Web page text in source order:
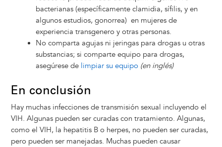
bacterianas (específicamente clamidia, sífilis, y en
algunos estudios, gonorrea) en mujeres de
experiencia transgenero y otras personas.
No comparta agujas ni jeringas para drogas u otras
substancias; si comparte equipo para drogas,
asegúrese de limpiar su equipo (en inglés)
En conclusión
Hay muchas infecciones de transmisión sexual incluyendo el
VIH. Algunas pueden ser curadas con tratamiento. Algunas,
como el VIH, la hepatitis B o herpes, no pueden ser curadas,
pero pueden ser manejadas. Muchas pueden causar